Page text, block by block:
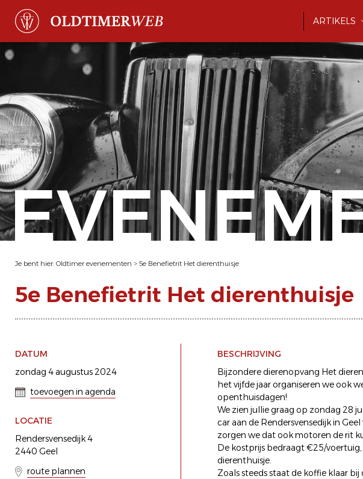
ARTIKELS
Je bent hier: Oldtimer evenementen > 5e Benefietrit Het dierenthuisje
5e Benefietrit Het dierenthuisje
DATUM
zondag 4 augustus 2024
toevoegen in agenda
LOCATIE
Rendersvensedijk 4
2440 Geel
route plannen
BESCHRIJVING
Bijzondere dierenopvang Het
het vijfde jaar organiseren we ook
openthuisdagen!
We zien jullie graag op zondag 28
car aan de Rendersvensedijk in
zorgen we dat ook motoren de rit
De kostprijs bedraagt €25/
dierenthuisje.
Zoals steeds staat de koffie klaar